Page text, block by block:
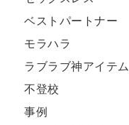
ベストパートナー
モラハラ
ラブラブ神アイテム
不登校
事例